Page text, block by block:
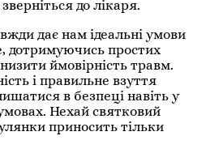
до лікаря.
дає нам ідеальні умови
дотримуючись простих
ймовірність травм.
і правильне взуття
в безпеці навіть у
Нехай святковий
приносить тільки